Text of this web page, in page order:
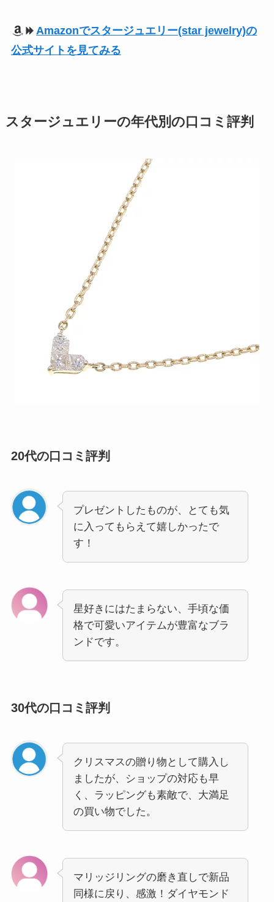
Amazonでスタージュエリー(star jewelry)の
公式サイトを見てみる
スタージュエリーの年代別の口コミ評判
20代の口コミ評判
プレゼントしたものが、とても気
に入ってもらえて嬉しかったで
す！
星好きにはたまらない、手頃な価
格で可愛いアイテムが豊富なブラ
ンドです。
30代の口コミ評判
クリスマスの贈り物として購入し
ましたが、ショップの対応も早
く、ラッピングも素敵で、大満足
の買い物でした。
マリッジリングの磨き直しで新品
同様に戻り、感激！ダイヤモンド